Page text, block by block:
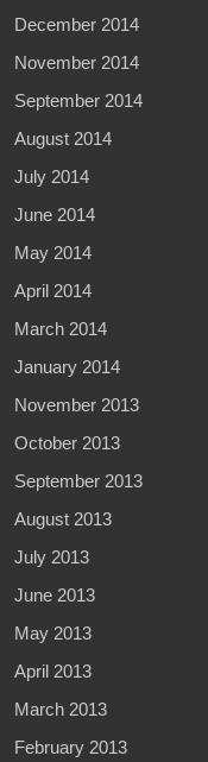
December 2014
November 2014
September 2014
August 2014
July 2014
June 2014
May 2014
April 2014
March 2014
January 2014
November 2013
October 2013
September 2013
August 2013
July 2013
June 2013
May 2013
April 2013
March 2013
February 2013